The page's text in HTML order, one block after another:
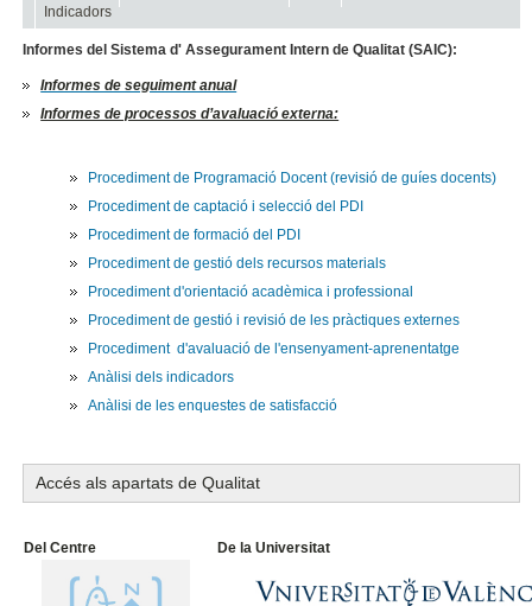
Indicadors
Informes del Sistema d' Assegurament Intern de Qualitat (SAIC):
Informes de seguiment anual
Informes de processos d’avaluació externa:
Procediment de Programació Docent (revisió de guíes docents)
Procediment de captació i selecció del PDI
Procediment de formació del PDI
Procediment de gestió dels recursos materials
Procediment d'orientació acadèmica i professional
Procediment de gestió i revisió de les pràctiques externes
Procediment d'avaluació de l'ensenyament-aprenentatge
Anàlisi dels indicadors
Anàlisi de les enquestes de satisfacció
Accés als apartats de Qualitat
Del Centre De la Universitat